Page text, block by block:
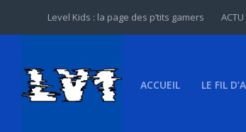
Level Kids : la page des p’tits gamers
ACCUEIL LE FIL